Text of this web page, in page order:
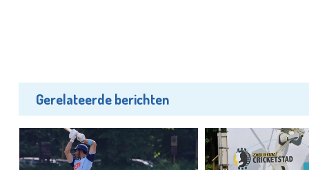
Gerelateerde berichten